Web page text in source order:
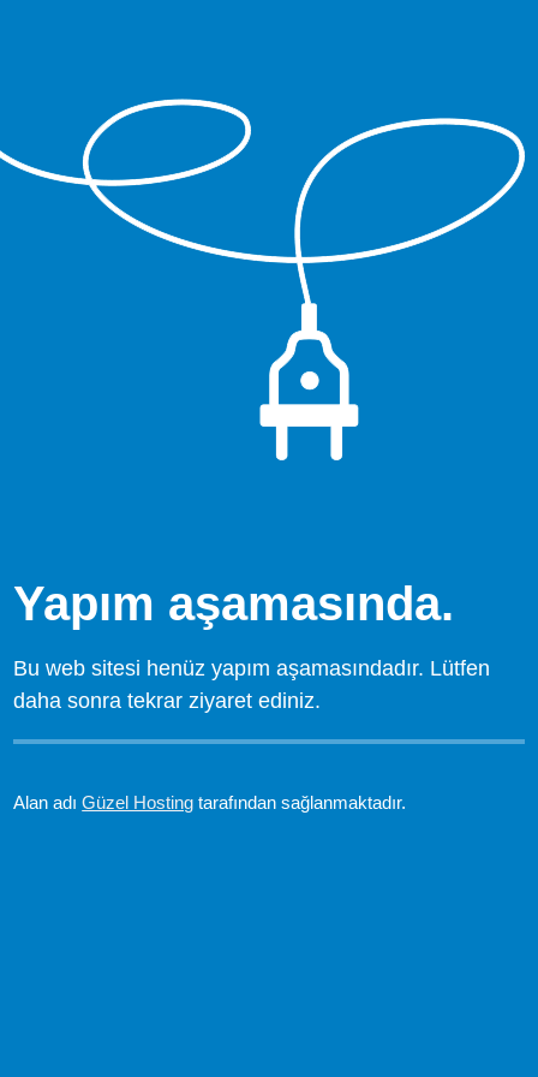
Yapım aşamasında.
Bu web sitesi henüz yapım aşamasındadır. Lütfen
daha sonra tekrar ziyaret ediniz.
Alan adıGüzel Hosting tarafından sağlanmaktadır.